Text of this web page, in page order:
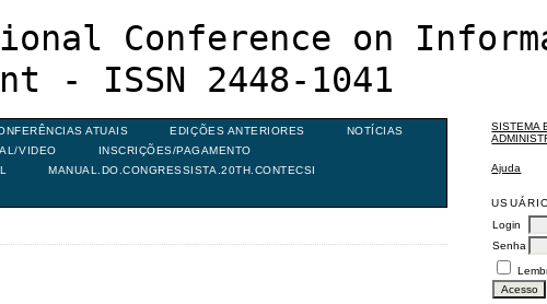
Conference on
- ISSN 2448-1041
SISTEMA
Ajuda
Login
Senha
ATUAIS EDIÇÕES ANTERIORES
NOTÍCIAS
VIDEO
INSCRIÇÕES/PAGAMENTO
MANUAL.DO.CONGRESSISTA.20TH.CONTECSI